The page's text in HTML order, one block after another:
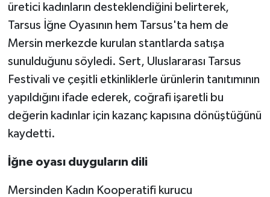
üretici kadınların desteklendiğini belirterek,
Tarsus İğne Oyasının hem Tarsus'ta hem de
Mersin merkezde kurulan stantlarda satışa
sunulduğunu söyledi. Sert, Uluslararası Tarsus
Festivali ve çeşitli etkinliklerle ürünlerin tanıtımının
yapıldığını ifade ederek, coğrafi işaretli bu
değerin kadınlar için kazanç kapısına dönüştüğünü
kaydetti.
İğne oyası duyguların dili
Mersinden Kadın Kooperatifi kurucu